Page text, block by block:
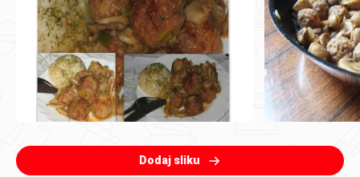
Dodaj sliku